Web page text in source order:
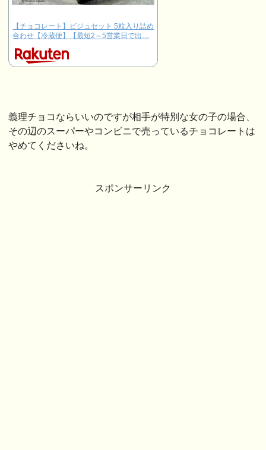
【チョコレート】ビジュセット 5粒入り詰め
合わせ【冷蔵便】【最短2～5営業日で出…
義理チョコならいいのですが相手が特別な女の子の場合、
その辺のスーパーやコンビニで売っているチョコレートは
やめてくださいね。
スポンサーリンク